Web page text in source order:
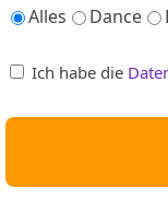
Alles
Dance
Ich habe die